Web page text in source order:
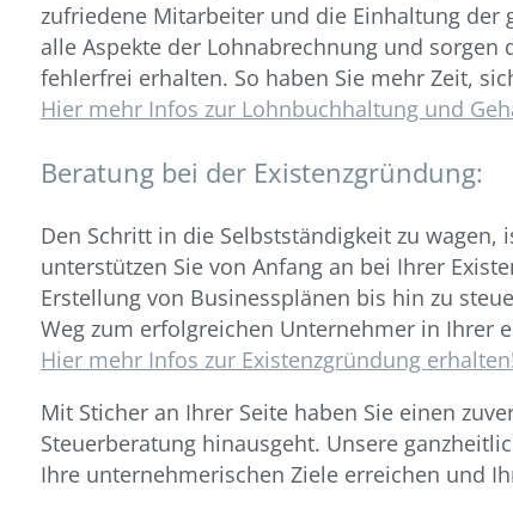
zufriedene Mitarbeiter und die Einhaltung der
alle Aspekte der Lohnabrechnung und
fehlerfrei erhalten. So haben Sie mehr Zeit,
Hier mehr Infos zur Lohnbuchhaltung und
Beratung bei der Existenzgründung:
Den Schritt in die Selbstständigkeit zu
unterstützen Sie von Anfang an bei Ihrer
Erstellung von Businessplänen bis hin zu
Weg zum erfolgreichen Unternehmer in Ihrer
Hier mehr Infos zur Existenzgründung
Mit Sticher an Ihrer Seite haben Sie einen
Steuerberatung hinausgeht. Unsere
Ihre unternehmerischen Ziele erreichen und